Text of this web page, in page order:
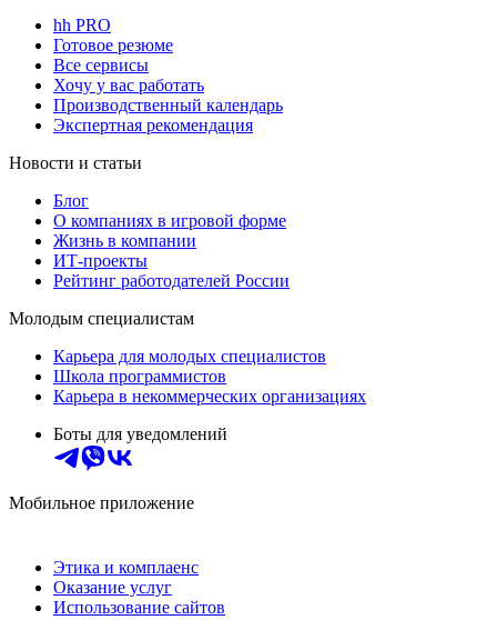
hh PRO
Готовое резюме
Все сервисы
Хочу у вас работать
Производственный календарь
Экспертная рекомендация
Новости и статьи
Блог
О компаниях в игровой форме
Жизнь в компании
ИТ-проекты
Рейтинг работодателей России
Молодым специалистам
Карьера для молодых специалистов
Школа программистов
Карьера в некоммерческих организациях
Боты для уведомлений
Мобильное приложение
Этика и комплаенс
Оказание услуг
Использование сайтов